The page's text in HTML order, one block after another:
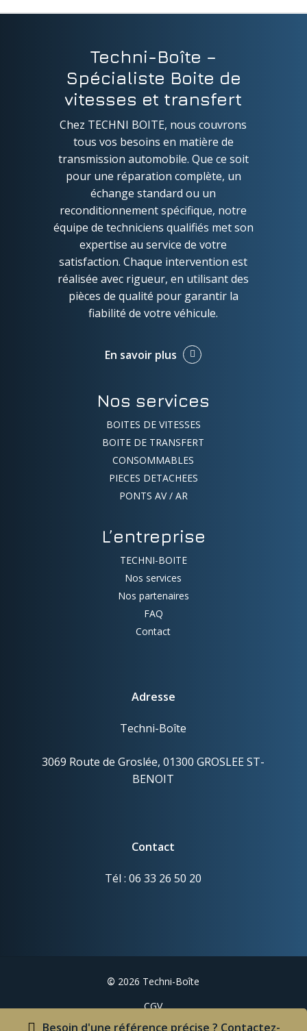
Techni-Boîte –
Spécialiste Boite de
vitesses et transfert
Chez TECHNI BOITE, nous couvrons
tous vos besoins en matière de
transmission automobile. Que ce soit
pour une réparation complète, un
échange standard ou un
reconditionnement spécifique, notre
équipe de techniciens qualifiés met son
expertise au service de votre
satisfaction. Chaque intervention est
réalisée avec rigueur, en utilisant des
pièces de qualité pour garantir la
fiabilité de votre véhicule.
En savoir plus
Nos services
BOITES DE VITESSES
BOITE DE TRANSFERT
CONSOMMABLES
PIECES DETACHEES
PONTS AV / AR
L’entreprise
TECHNI-BOITE
Nos services
Nos partenaires
FAQ
Contact
Adresse
Techni-Boîte
3069 Route de Groslée, 01300 GROSLEE ST-
BENOIT
Contact
Tél : 06 33 26 50 20
Besoin d'une référence précise ? Contactez-
© 2026 Techni-Boîte
CGV
Mentions légales